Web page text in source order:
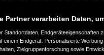
Partner verarbeiten Daten,
Standortdaten. Endgeräteeigenschaften
einem Endgerät. Personalisierte
Zielgruppenforschung sowie